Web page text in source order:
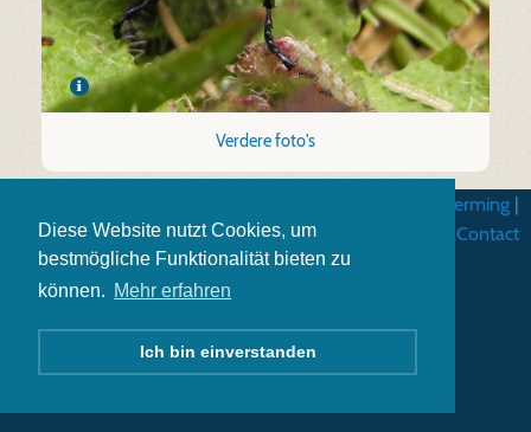
Diese Website nutzt Cookies, um
bestmögliche Funktionalität bieten zu
können. Mehr erfahren
Ich bin einverstanden
Verdere foto's
Gegevensbescherming |
Contact